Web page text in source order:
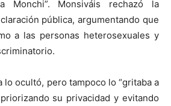
Monchi”. Monsiváis rechazó la
pública, argumentando que
a las personas heterosexuales y
lo ocultó, pero tampoco lo “gritaba a
su privacidad y evitando